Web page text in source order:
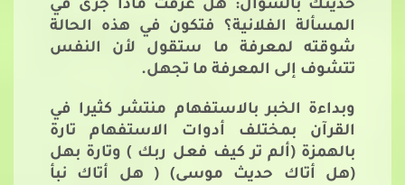
حديثك بالسؤال: هل عرفت ماذا جرى في
المسألة الفلانية؟ فتكون في هذه الحالة
شوقته لمعرفة ما ستقول لأن النفس
تتشوف إلى المعرفة ما تجهل.
وبداءة الخبر بالاستفهام منتشر كثيرا في
القرآن بمختلف أدوات الاستفهام تارة
بالهمزة (ألم تر كيف فعل ربك ) وتارة بهل
(هل أتاك حديث موسى) ( هل أتاك نبأ